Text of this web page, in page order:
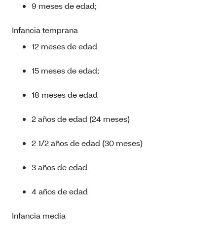
9 meses de edad;
Infancia temprana
12 meses de edad
15 meses de edad;
18 meses de edad
2 años de edad (24 meses)
2 1/2 años de edad (30 meses)
3 años de edad
4 años de edad
Infancia media